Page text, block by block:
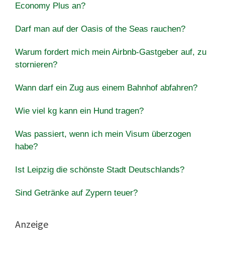
Economy Plus an?
Darf man auf der Oasis of the Seas rauchen?
Warum fordert mich mein Airbnb-Gastgeber auf, zu
stornieren?
Wann darf ein Zug aus einem Bahnhof abfahren?
Wie viel kg kann ein Hund tragen?
Was passiert, wenn ich mein Visum überzogen
habe?
Ist Leipzig die schönste Stadt Deutschlands?
Sind Getränke auf Zypern teuer?
Anzeige